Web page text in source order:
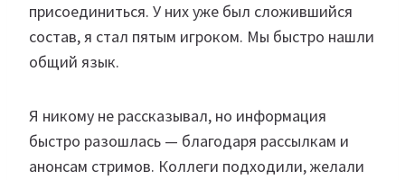
присоединиться. У них уже был сложившийся
состав, я стал пятым игроком. Мы быстро нашли
общий язык.
Я никому не рассказывал, но информация
быстро разошлась — благодаря рассылкам и
анонсам стримов. Коллеги подходили, желали